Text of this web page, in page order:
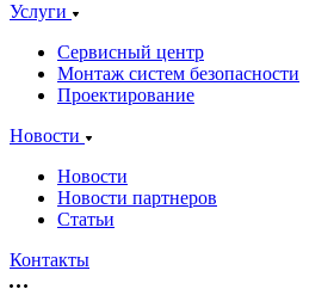
Услуги
Сервисный центр
Монтаж систем безопасности
Проектирование
Новости
Новости
Новости партнеров
Статьи
Контакты